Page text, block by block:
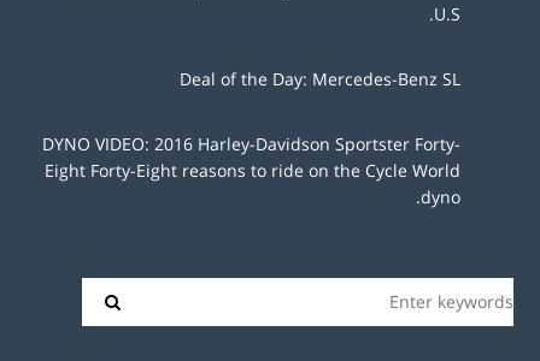
U.S.
Deal of the Day: Mercedes-Benz SL
DYNO VIDEO: 2016 Harley-Davidson Sportster Forty-
Eight Forty-Eight reasons to ride on the Cycle World
dyno.